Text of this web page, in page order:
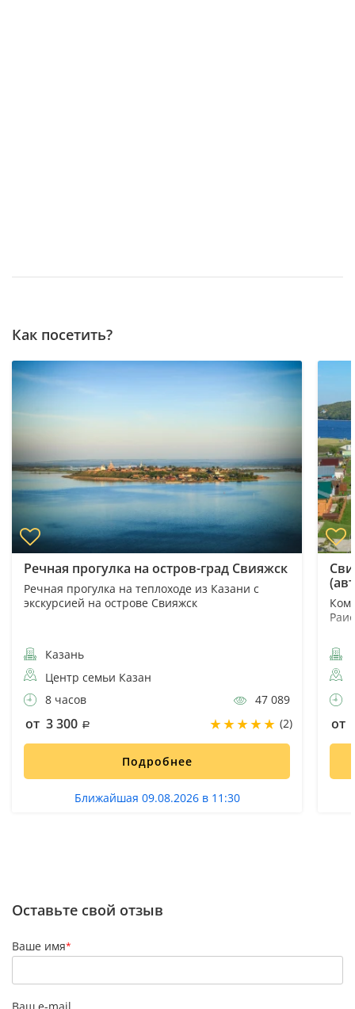
Как посетить?
Речная прогулка на остров-град Свияжск
Речная прогулка на теплоходе из Казани с
экскурсией на острове Свияжск
Казань
Центр семьи Казан
8 часов
47 089
от 3 300 (2)
Подробнее
Ближайшая 09.08.2026 в 11:30
от
Оставьте свой отзыв
Ваше имя*